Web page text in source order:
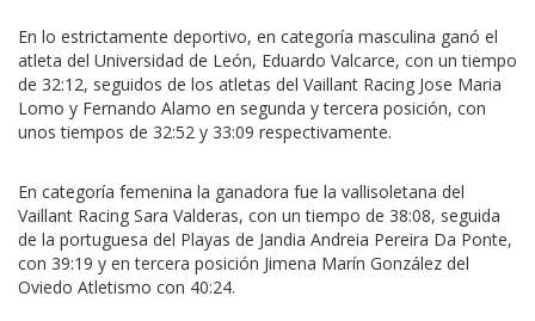
En lo estrictamente deportivo, en categoría masculina ganó el
atleta del Universidad de León, Eduardo Valcarce, con un tiempo
de 32:12, seguidos de los atletas del Vaillant Racing Jose Maria
Lomo y Fernando Alamo en segunda y tercera posición, con
unos tiempos de 32:52 y 33:09 respectivamente.
En categoría femenina la ganadora fue la vallisoletana del
Vaillant Racing Sara Valderas, con un tiempo de 38:08, seguida
de la portuguesa del Playas de Jandia Andreia Pereira Da Ponte,
con 39:19 y en tercera posición Jimena Marín González del
Oviedo Atletismo con 40:24.